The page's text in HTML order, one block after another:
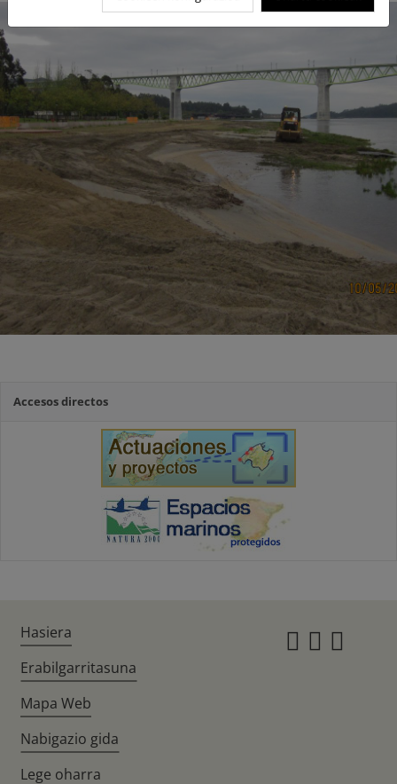
Accesos directos
Hasiera
Erabilgarritasuna
Mapa Web
Nabigazio gida
Lege oharra